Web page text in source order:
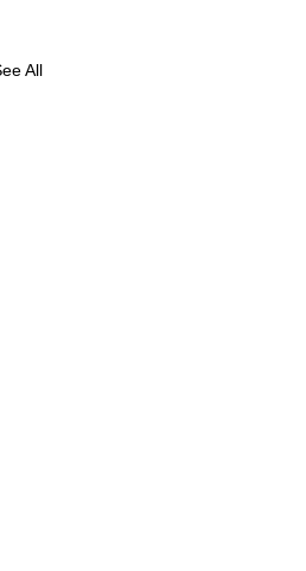
All